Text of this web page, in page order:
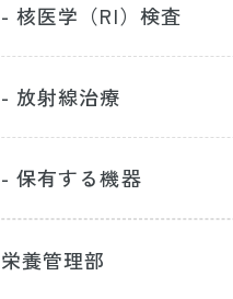
- 核医学（RI）検査
- 放射線治療
- 保有する機器
栄養管理部